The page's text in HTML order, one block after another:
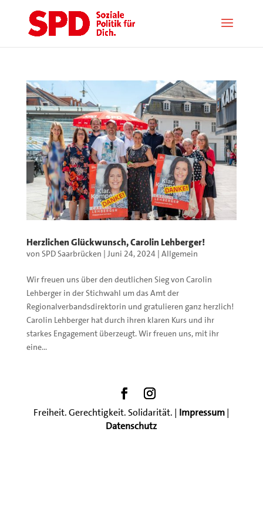
Herzlichen Glückwunsch, Carolin Lehberger!
von SPD Saarbrücken | Juni 24, 2024| Allgemein
Wir freuen uns über den deutlichen Sieg von Carolin
Lehberger in der Stichwahl um das Amt der
Regionalverbandsdirektorin und gratulieren ganz herzlich!
Carolin Lehberger hat durch ihren klaren Kurs und ihr
starkes Engagement überzeugt. Wir freuen uns, mit ihr
eine...
Freiheit. Gerechtigkeit. Solidarität. | Impressum|
Datenschutz